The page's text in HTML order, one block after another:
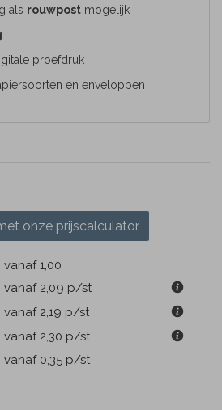
als rouwpost mogelijk
proefdruk
en enveloppen
onze prijscalculator
vanaf 1,00
vanaf 2,09 p/st
vanaf 2,19 p/st
vanaf 2,30 p/st
vanaf 0,35 p/st